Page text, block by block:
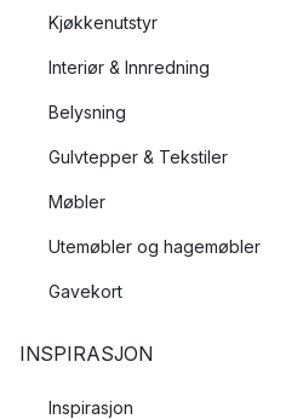
Kjøkkenutstyr
Interiør & Innredning
Belysning
Gulvtepper & Tekstiler
Møbler
Utemøbler og hagemøbler
Gavekort
INSPIRASJON
Inspirasjon